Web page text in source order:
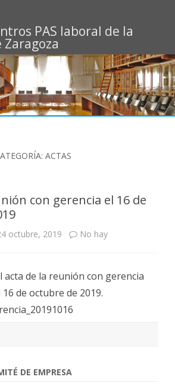
PAS laboral de la
ACTAS
con gerencia el 16 de
octubre, 2019 No hay
acta de la reunión con gerencia
de octubre de 2019.
DE EMPRESA